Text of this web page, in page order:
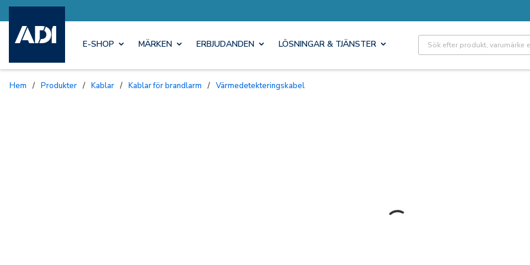
E-SHOP MÄRKEN ERBJUDANDEN LÖSNINGAR & TJÄNSTER Site Search
Hem / Produkter / Kablar / Kablar för brandlarm / Värmedetekteringskabel